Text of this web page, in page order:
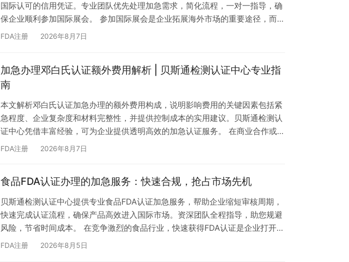
国际认可的信用凭证。专业团队优先处理加急需求，简化流程，一对一指导，确
保企业顺利参加国际展会。 参加国际展会是企业拓展海外市场的重要途径，而邓
白氏信用报告作为国际通行的商业信用凭证，往往是参展企业的必备材料。贝斯
告是全球公认的商业信用评估标准，被广泛应用于国际贸易、投资合作等领域。
在国际…
FDA注册 2026年8月7日
加急办理邓白氏认证额外费用解析 | 贝斯通检测认证中心专业指
南
本文解析邓白氏认证加急办理的额外费用构成，说明影响费用的关键因素包括紧
急程度、企业复杂度和材料完整性，并提供控制成本的实用建议。贝斯通检测认
证中心凭借丰富经验，可为企业提供透明高效的加急认证服务。 在商业合作或招
投标过程中，邓白氏认证往往是企业资质审核的重要环节。若您时间紧迫需要加
邓白氏认证流程需要一定审核周期，而加急服务需调动专项资源优先处理，包
括： 专…
FDA注册 2026年8月7日
食品FDA认证办理的加急服务：快速合规，抢占市场先机
贝斯通检测认证中心提供专业食品FDA认证加急服务，帮助企业缩短审核周期，
快速完成认证流程，确保产品高效进入国际市场。资深团队全程指导，助您规避
风险，节省时间成本。 在竞争激烈的食品行业，快速获得FDA认证是企业打开国
际市场的关键。然而，常规认证流程往往耗时较长，可能延误产品上市计划。针
FDA注册 2026年8月5日